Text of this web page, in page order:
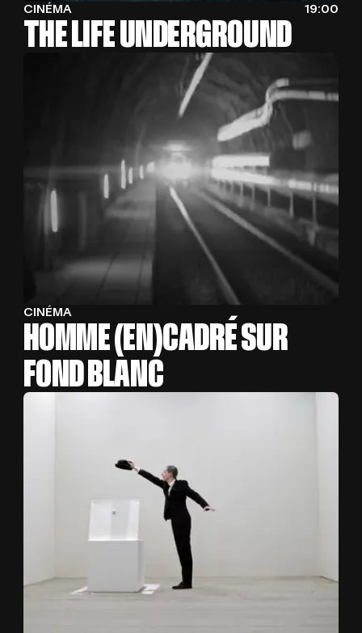
CINÉMA 19:00
THE LIFE UNDERGROUND
CINÉMA
HOMME (EN)CADRÉ SUR
FOND BLANC